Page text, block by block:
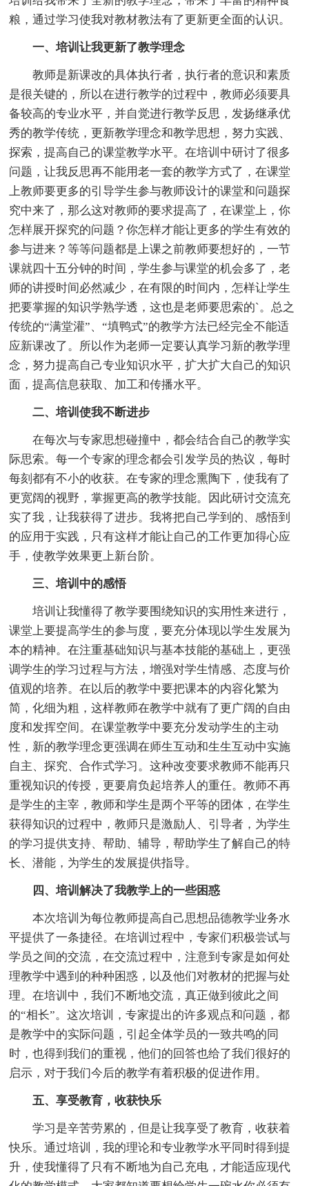
粮，通过学习使我对教材教法有了更新更全面的认识。
一、培训让我更新了教学理念
教师是新课改的具体执行者，执行者的意识和素质
是很关键的，所以在进行教学的过程中，教师必须要具
备较高的专业水平，并自觉进行教学反思，发扬继承优
秀的教学传统，更新教学理念和教学思想，努力实践、
探索，提高自己的课堂教学水平。在培训中研讨了很多
问题，让我反思再不能用老一套的教学方式了，在课堂
上教师要更多的引导学生参与教师设计的课堂和问题探
究中来了，那么这对教师的要求提高了，在课堂上，你
怎样展开探究的问题？你怎样才能让更多的学生有效的
参与进来？等等问题都是上课之前教师要想好的，一节
课就四十五分钟的时间，学生参与课堂的机会多了，老
师的讲授时间必然减少，在有限的时间内，怎样让学生
把要掌握的知识学熟学透，这也是老师要思索的`。总之
传统的“满堂灌”、“填鸭式”的教学方法已经完全不能适
应新课改了。所以作为老师一定要认真学习新的教学理
念，努力提高自己专业知识水平，扩大扩大自己的知识
面，提高信息获取、加工和传播水平。
二、培训使我不断进步
在每次与专家思想碰撞中，都会结合自己的教学实
际思索。每一个专家的理念都会引发学员的热议，每时
每刻都有不小的收获。在专家的理念熏陶下，使我有了
更宽阔的视野，掌握更高的教学技能。因此研讨交流充
实了我，让我获得了进步。我将把自己学到的、感悟到
的应用于实践，只有这样才能让自己的工作更加得心应
手，使教学效果更上新台阶。
三、培训中的感悟
培训让我懂得了教学要围绕知识的实用性来进行，
课堂上要提高学生的参与度，要充分体现以学生发展为
本的精神。在注重基础知识与基本技能的基础上，更强
调学生的学习过程与方法，增强对学生情感、态度与价
值观的培养。在以后的教学中要把课本的内容化繁为
简，化细为粗，这样教师在教学中就有了更广阔的自由
度和发挥空间。在课堂教学中要充分发动学生的主动
性，新的教学理念更强调在师生互动和生生互动中实施
自主、探究、合作式学习。这种改变要求教师不能再只
重视知识的传授，更要肩负起培养人的重任。教师不再
是学生的主宰，教师和学生是两个平等的团体，在学生
获得知识的过程中，教师只是激励人、引导者，为学生
的学习提供支持、帮助、辅导，帮助学生了解自己的特
长、潜能，为学生的发展提供指导。
四、培训解决了我教学上的一些困惑
本次培训为每位教师提高自己思想品德教学业务水
平提供了一条捷径。在培训过程中，专家们积极尝试与
学员之间的交流，在交流过程中，注意到专家是如何处
理教学中遇到的种种困惑，以及他们对教材的把握与处
理。在培训中，我们不断地交流，真正做到彼此之间
的“相长”。这次培训，专家提出的许多观点和问题，都
是教学中的实际问题，引起全体学员的一致共鸣的同
时，也得到我们的重视，他们的回答也给了我们很好的
启示，对于我们今后的教学有着积极的促进作用。
五、享受教育，收获快乐
学习是辛苦劳累的，但是让我享受了教育，收获着
快乐。通过培训，我的理论和专业教学水平同时得到提
升，使我懂得了只有不断地为自己充电，才能适应现代